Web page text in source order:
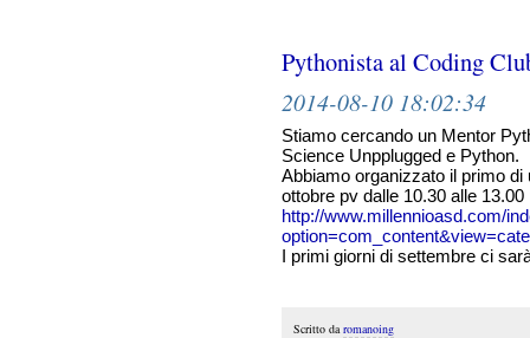
Pythonista al Coding
2014-08-10 18:02:34
Stiamo cercando un Mentor
Science Unpplugged e Python.
Abbiamo organizzato il primo di
ottobre pv dalle 10.30 alle
http://www.millennioasd.com/
I primi giorni di settembre ci
Scritto da romanoing